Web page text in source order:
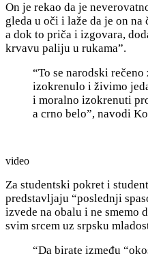
On je rekao da je
gleda u oči i laže da je on
a dok to priča i izgovara,
krvavu paliju u rukama”.
“To se narodski
izokrenulo i živimo
i moralno izokrenuti
a crno belo”, navodi
video
Za studentski pokret i
predstavljaju “poslednji
izvede na obalu i ne smemo
svim srcem uz srpsku
“Da birate između